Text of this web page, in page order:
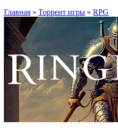
Главная » Торрент игры » RPG